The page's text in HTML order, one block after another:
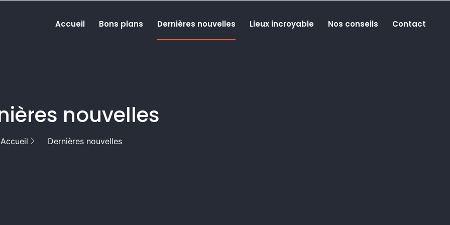
Accueil Bons plans Dernières nouvelles Lieux incroyable Nos conseils Contact
nouvelles
Accueil Dernières nouvelles